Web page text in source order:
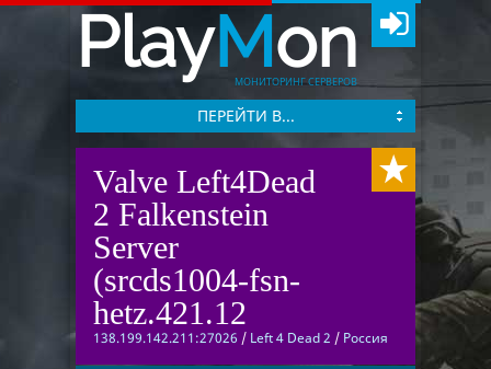
PlayMon
МОНИТОРИНГ СЕРВЕРОВ
ПЕРЕЙТИ В...
Valve Left4Dead
2 Falkenstein
Server
(srcds1004-fsn-
hetz.421.12
138.199.142.211:27026 / Left 4 Dead 2 / Россия